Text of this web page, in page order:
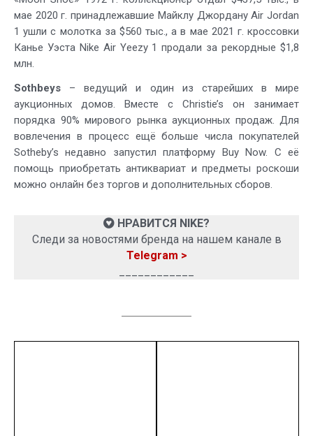
мае 2020 г. принадлежавшие Майклу Джордану Air Jordan
1 ушли с молотка за $560 тыс., а в мае 2021 г. кроссовки
Канье Уэста Nike Air Yeezy 1 продали за рекордные $1,8
млн.
Sothbeys – ведущий и один из старейших в мире
аукционных домов. Вместе с Christie’s он занимает
порядка 90% мирового рынка аукционных продаж. Для
вовлечения в процесс ещё больше числа покупателей
Sotheby’s недавно запустил платформу Buy Now. С её
помощь приобретать антиквариат и предметы роскоши
можно онлайн без торгов и дополнительных сборов.
НРАВИТСЯ NIKE?
Следи за новостями бренда на нашем канале в
Telegram >